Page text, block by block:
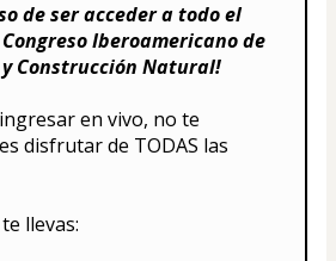
de ser acceder a todo el
Iberoamericano de
Construcción Natural!
disfrutar de TODAS las
llevas: